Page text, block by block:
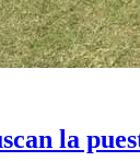
la